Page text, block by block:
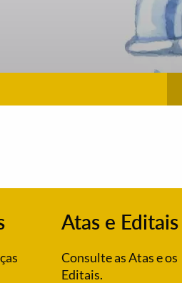
Atas e Editais
Consulte as Atas e os
Editais.